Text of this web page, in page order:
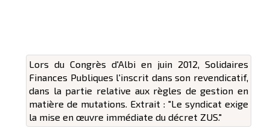
Lors du Congrès d'Albi en juin 2012, Solidaires
Finances Publiques l'inscrit dans son revendicatif,
dans la partie relative aux règles de gestion en
matière de mutations. Extrait : "Le syndicat exige
la mise en œuvre immédiate du décret ZUS."